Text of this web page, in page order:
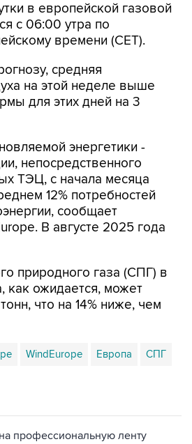
в европейской газовой
c 06:00 утра по
времени (CET).
средняя
на этой неделе выше
для этих дней на 3
энергетики -
непосредственного
ТЭЦ, с начала месяца
12% потребностей
сообщает
В августе 2025 года
природного газа (СПГ) в
как ожидается, может
что на 14% ниже, чем
WindEurope Европа СПГ
профессиональную ленту